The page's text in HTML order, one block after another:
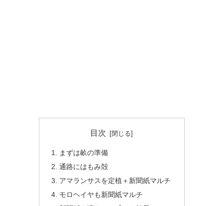
目次
まずは畝の準備
通路にはもみ殻
アマランサスを定植＋新聞紙マルチ
モロヘイヤも新聞紙マルチ